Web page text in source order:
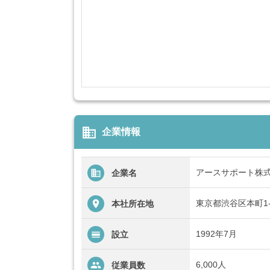
business 企業情報
企業名 アースサポート株
本社所在地 東京都渋谷区本町
設立 1992年7月
従業員数 6,000人